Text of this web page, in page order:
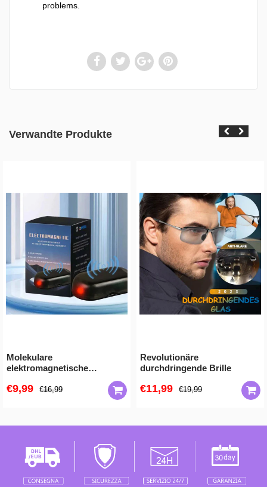
problems.
Verwandte Produkte
Molekulare
elektromagnetische
Schneeräumwerkzeug
€9,99 €16,99
Revolutionäre
durchdringende Brille
€11,99 €19,99